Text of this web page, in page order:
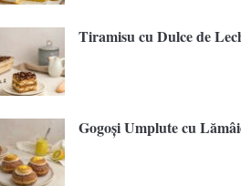
Tiramisu cu Dulce de
Gogoși Umplute cu